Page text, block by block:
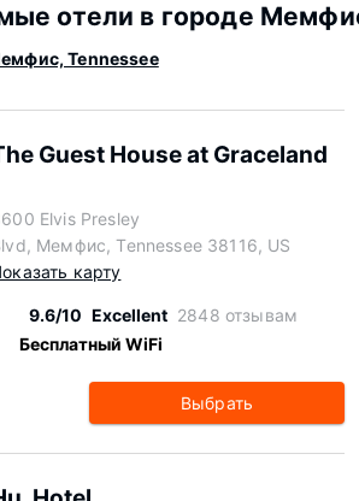
отели в городе
Tennessee
Guest House at Graceland
Elvis Presley
Мемфис, Tennessee 38116, US
карту
9.6/10 Excellent 2848 отзывам
Бесплатный WiFi
Выбрать